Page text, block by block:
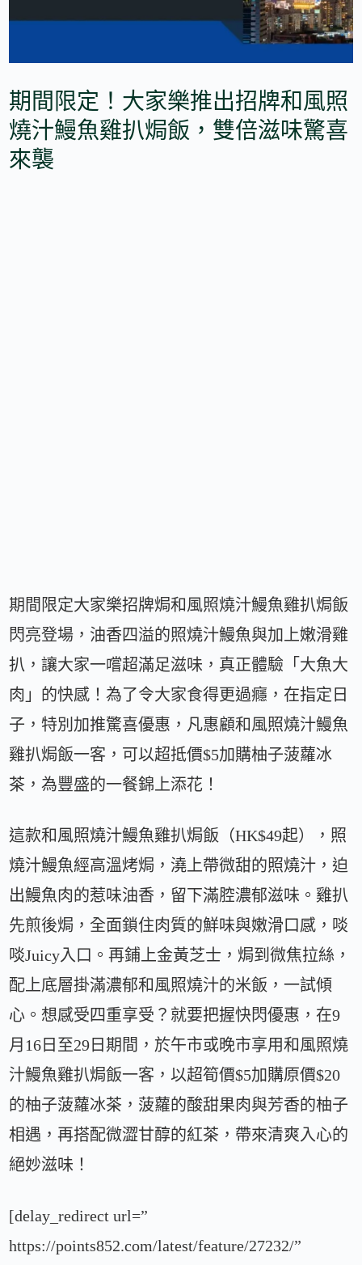
期間限定！大家樂推出招牌和風照
燒汁鰻魚雞扒焗飯，雙倍滋味驚喜
來襲
期間限定大家樂招牌焗和風照燒汁鰻魚雞扒焗飯
閃亮登場，油香四溢的照燒汁鰻魚與加上嫩滑雞
扒，讓大家一嚐超滿足滋味，真正體驗「大魚大
肉」的快感！為了令大家食得更過癮，在指定日
子，特別加推驚喜優惠，凡惠顧和風照燒汁鰻魚
雞扒焗飯一客，可以超抵價$5加購柚子菠蘿冰
茶，為豐盛的一餐錦上添花！
這款和風照燒汁鰻魚雞扒焗飯（HK$49起），照
燒汁鰻魚經高溫烤焗，澆上帶微甜的照燒汁，迫
出鰻魚肉的惹味油香，留下滿腔濃郁滋味。雞扒
先煎後焗，全面鎖住肉質的鮮味與嫩滑口感，啖
啖Juicy入口。再鋪上金黃芝士，焗到微焦拉絲，
配上底層掛滿濃郁和風照燒汁的米飯，一試傾
心。想感受四重享受？就要把握快閃優惠，在9
月16日至29日期間，於午市或晚市享用和風照燒
汁鰻魚雞扒焗飯一客，以超筍價$5加購原價$20
的柚子菠蘿冰茶，菠蘿的酸甜果肉與芳香的柚子
相遇，再搭配微澀甘醇的紅茶，帶來清爽入心的
絕妙滋味！
[delay_redirect url=”
https://points852.com/latest/feature/27232/”